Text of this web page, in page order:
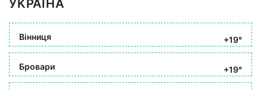
УКРАЇНА
Вінниця +19°
Бровари +19°